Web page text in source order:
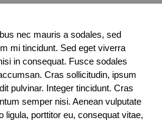
nec mauris a sodales, sed
mi tincidunt. Sed eget viverra
in consequat. Fusce sodales
Cras sollicitudin, ipsum
pulvinar. Integer tincidunt. Cras
semper nisi. Aenean vulputate
ligula, porttitor eu, consequat vitae,